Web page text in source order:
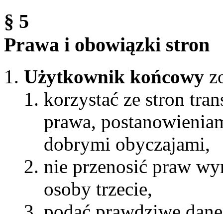
§ 5
Prawa i obowiązki stron
Użytkownik końcowy
korzystać ze stron
prawa,
dobrymi obyczajami,
nie przenosić praw
osoby trzecie,